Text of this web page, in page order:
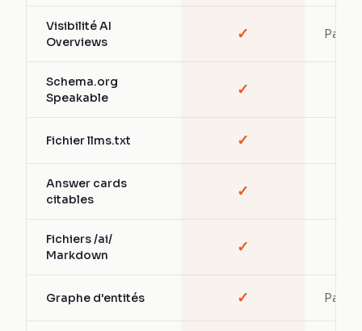
Visibilité AI
Overviews
✓ Partiel
Schema.org
Speakable
✓
Fichier llms.txt ✓
Answer cards
citables
✓
Fichiers /ai/
Markdown
✓
Graphe d'entités ✓ Partiel